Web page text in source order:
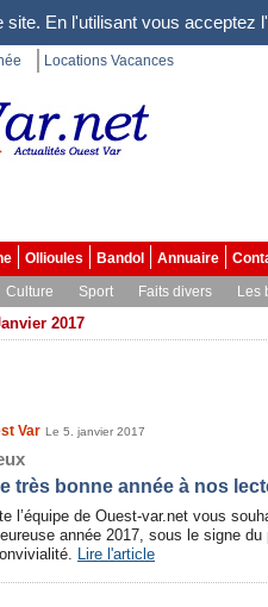
En l'utilisant vous acceptez
Locations Vacances
Ollioules Bandol Annuaire
Culture Sport Faits divers Les
2017
Var Le 5. janvier 2017
très bonne année à nos
l’équipe de Ouest-var.net vous
année 2017, sous le signe du
Lire l'article